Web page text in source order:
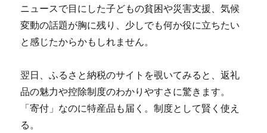
ニュースで目にした子どもの貧困や災害支援、気候
変動の話題が胸に残り、少しでも何か役に立ちたい
と感じたからかもしれません。
翌日、ふるさと納税のサイトを覗いてみると、返礼
品の魅力や控除制度のわかりやすさに驚きます。
「寄付」なのに特産品も届く。制度として賢く使え
る。